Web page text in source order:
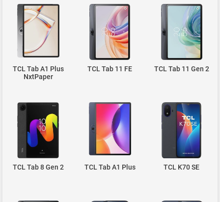
TCL Tab A1 Plus
NxtPaper
TCL Tab 11 FE TCL Tab 11 Gen 2
TCL Tab 8 Gen 2 TCL Tab A1 Plus TCL K70 SE